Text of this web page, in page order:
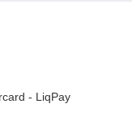
- LiqPay